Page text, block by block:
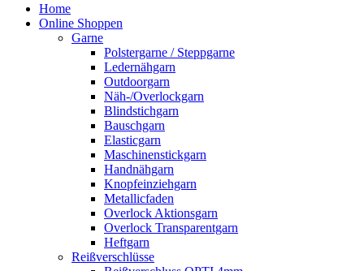
Home
Online Shoppen
Garne
Polstergarne / Steppgarne
Ledernähgarn
Outdoorgarn
Näh-/Overlockgarn
Blindstichgarn
Bauschgarn
Elasticgarn
Maschinenstickgarn
Handnähgarn
Knopfeinziehgarn
Metallicfaden
Overlock Aktionsgarn
Overlock Transparentgarn
Heftgarn
Reißverschlüsse